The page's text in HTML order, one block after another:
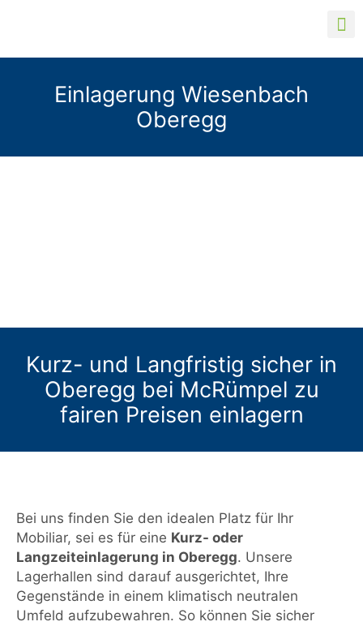
Einlagerung Wiesenbach
Oberegg
Kurz- und Langfristig sicher in
Oberegg bei McRümpel zu
fairen Preisen einlagern
Bei uns finden Sie den idealen Platz für Ihr
Mobiliar, sei es für eine Kurz- oder
Langzeiteinlagerung in Oberegg. Unsere
Lagerhallen sind darauf ausgerichtet, Ihre
Gegenstände in einem klimatisch neutralen
Umfeld aufzubewahren. So können Sie sicher